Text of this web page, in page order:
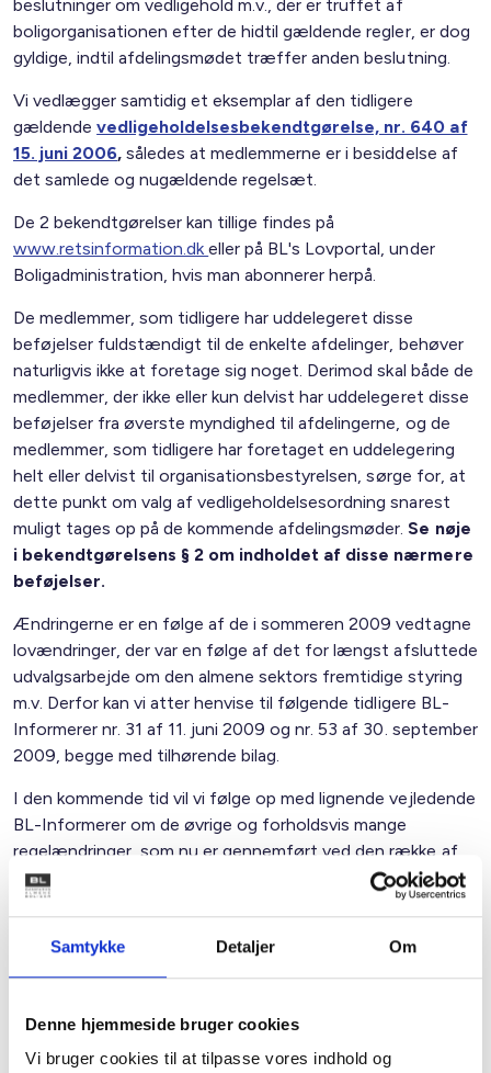
Samtykke Detaljer Om
Denne hjemmeside bruger cookies
Vi bruger cookies til at tilpasse vores indhold og
beslutninger om vedligehold m.v., der er truffet af
boligorganisationen efter de hidtil gældende regler, er dog
gyldige, indtil afdelingsmødet træffer anden beslutning.
Vi vedlægger samtidig et eksemplar af den tidligere
gældendevedligeholdelsesbekendtgørelse, nr. 640 af
15. juni 2006, således at medlemmerne er i besiddelse af
det samlede og nugældende regelsæt.
De 2 bekendtgørelser kan tillige findes på
www.retsinformation.dkeller på BL's Lovportal, under
Boligadministration, hvis man abonnerer herpå.
De medlemmer, som tidligere har uddelegeret disse
beføjelser fuldstændigt til de enkelte afdelinger, behøver
naturligvis ikke at foretage sig noget. Derimod skal både de
medlemmer, der ikke eller kun delvist har uddelegeret disse
beføjelser fra øverste myndighed til afdelingerne, og de
medlemmer, som tidligere har foretaget en uddelegering
helt eller delvist til organisationsbestyrelsen, sørge for, at
dette punkt om valg af vedligeholdelsesordning snarest
muligt tages op på de kommende afdelingsmøder.Se nøje
i bekendtgørelsens § 2 om indholdet af disse nærmere
beføjelser.
Ændringerne er en følge af de i sommeren 2009 vedtagne
lovændringer, der var en følge af det for længst afsluttede
udvalgsarbejde om den almene sektors fremtidige styring
m.v. Derfor kan vi atter henvise til følgende tidligere BL-
Informerer nr. 31 af 11. juni 2009 og nr. 53 af 30. september
2009, begge med tilhørende bilag.
I den kommende tid vil vi følge op med lignende vejledende
BL-Informerer om de øvrige og forholdsvis mange
regelændringer, som nu er gennemført ved den række af
nye bekendtgørelser m.v., vi sendte ud til medlemmerne
kort før jul ved BL-Informerer nr. 67 af 22. december 2009.
Med venlig hilsen